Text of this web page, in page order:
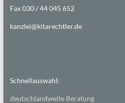
Fax 030 / 44 045 652
kanzlei@kitarechtler.de
Schnellauswahl:
deutschlandweite Beratung